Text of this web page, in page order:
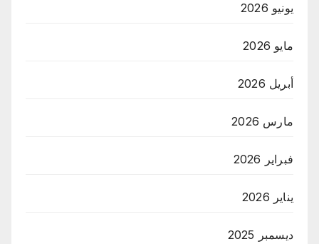
يونيو 2026
مايو 2026
أبريل 2026
مارس 2026
فبراير 2026
يناير 2026
ديسمبر 2025